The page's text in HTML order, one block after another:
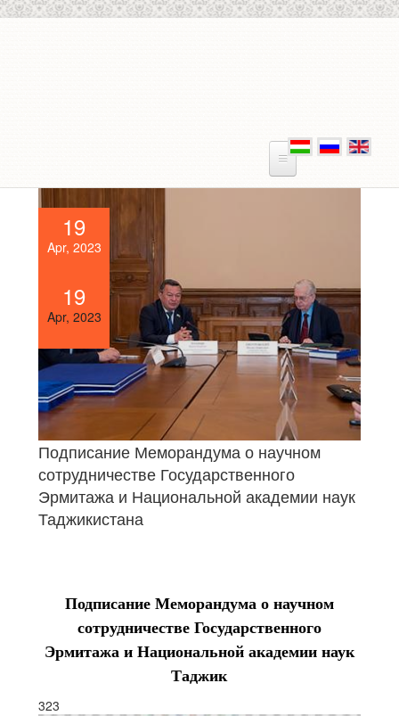
19
Apr, 2023
19
Apr, 2023
Подписание Меморандума о научном
сотрудничестве Государственного
Эрмитажа и Национальной академии наук
Таджикистана
Подписание Меморандума о научном
сотрудничестве Государственного
Эрмитажа и Национальной академии наук
Таджик
323